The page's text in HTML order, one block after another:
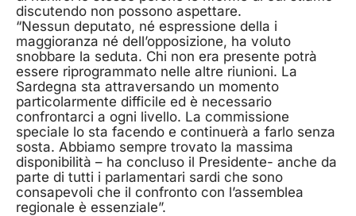
discutendo non possono aspettare.
“Nessun deputato, né espressione della i
maggioranza né dell’opposizione, ha voluto
snobbare la seduta. Chi non era presente potrà
essere riprogrammato nelle altre riunioni. La
Sardegna sta attraversando un momento
particolarmente difficile ed è necessario
confrontarci a ogni livello. La commissione
speciale lo sta facendo e continuerà a farlo senza
sosta. Abbiamo sempre trovato la massima
disponibilità – ha concluso il Presidente- anche da
parte di tutti i parlamentari sardi che sono
consapevoli che il confronto con l’assemblea
regionale è essenziale”.